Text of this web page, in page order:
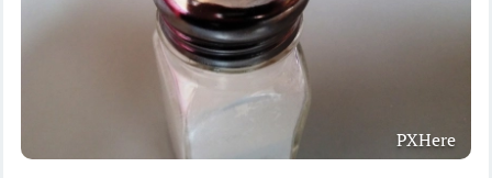
PXHere